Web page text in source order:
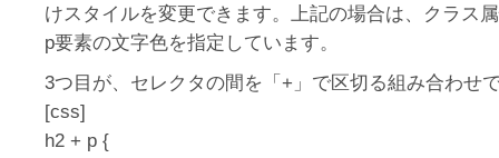
けスタイルを変更できます。上記の場合は、クラス
p要素の文字色を指定しています。
3つ目が、セレクタの間を「+」で区切る組み合わせ
[css]
h2 + p {